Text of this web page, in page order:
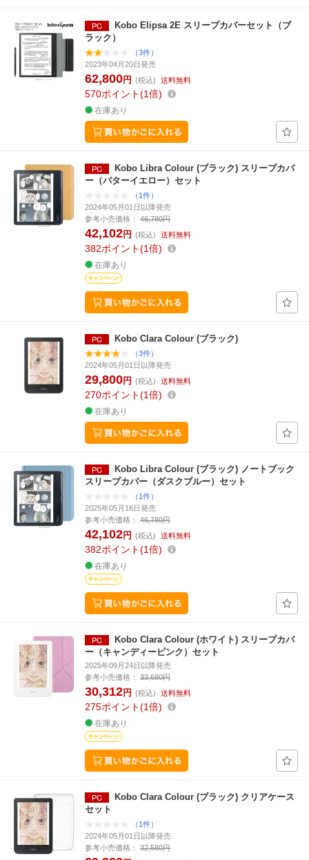
Kobo Elipsa 2E スリープカバーセット（ブ
ラック）
（3件）
2023年04月20日発売
62,800円 (税込) 送料無料
570ポイント 1倍
在庫あり
Kobo Libra Colour (ブラック) スリープカバ
ー（バターイエロー）セット
（1件）
2024年05月01日以降発売
参考小売価格：
46,780円
42,102円 (税込) 送料無料
382ポイント 1倍
在庫あり
Kobo Clara Colour (ブラック)
（3件）
2024年05月01日以降発売
29,800円 (税込) 送料無料
270ポイント 1倍
在庫あり
Kobo Libra Colour (ブラック) ノートブック
スリープカバー（ダスクブルー）セット
（1件）
2025年05月16日発売
参考小売価格：
46,780円
42,102円 (税込) 送料無料
382ポイント 1倍
在庫あり
Kobo Clara Colour (ホワイト) スリープカバ
ー（キャンディーピンク）セット
2025年09月24日以降発売
参考小売価格：
33,680円
30,312円 (税込) 送料無料
275ポイント 1倍
在庫あり
Kobo Clara Colour (ブラック) クリアケース
セット
（1件）
2024年05月01日以降発売
参考小売価格：
32,580円